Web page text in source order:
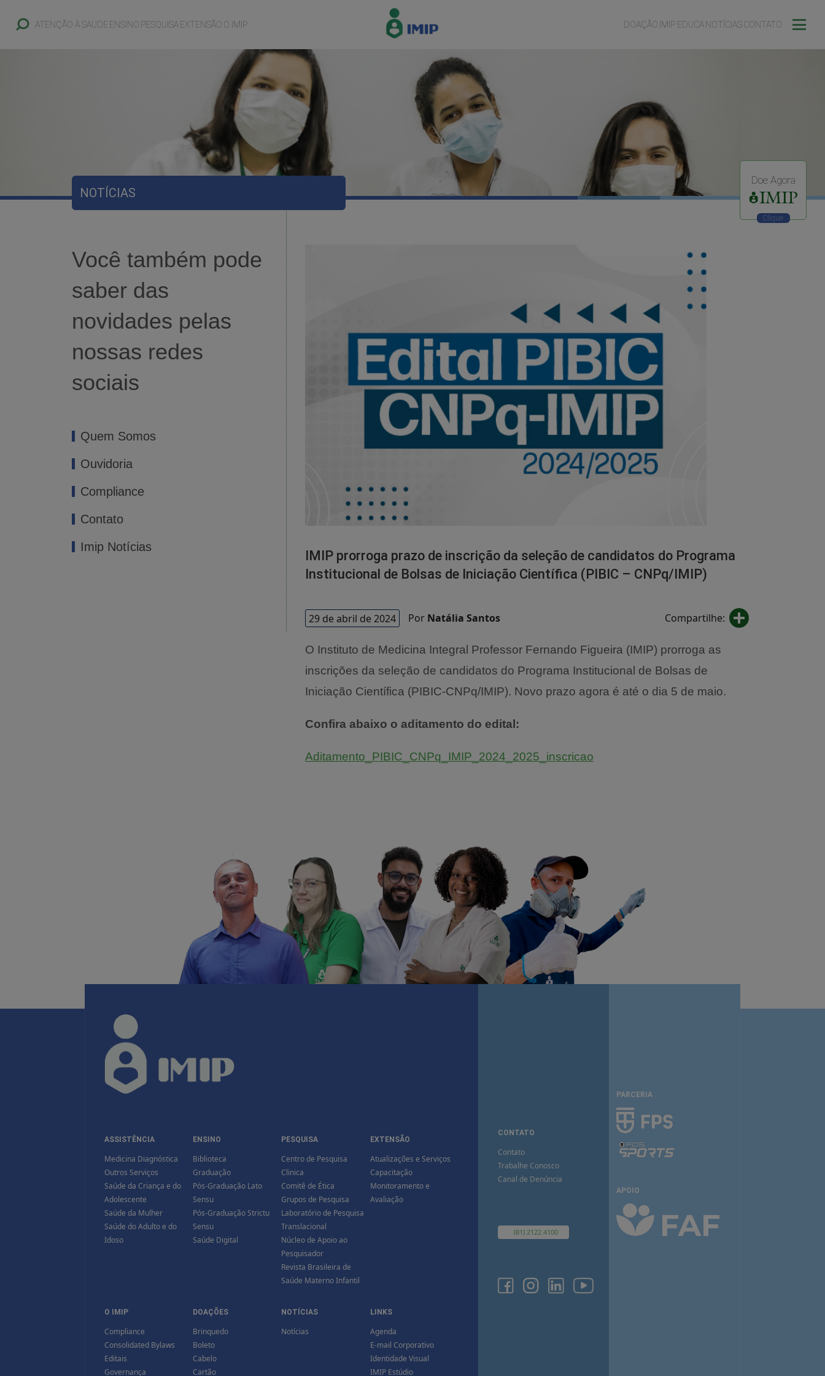
ATENÇÃO À SAUDE ENSINO PESQUISAEXTENSÃO O IMIP DOAÇÃO IMIP EDUCANOTÍCIASCONTATO
NOTÍCIAS
Doe Agora
Você também pode
saber das
novidades pelas
nossas redes
sociais
Quem Somos
Ouvidoria
Compliance
Contato
Imip Notícias
IMIP prorroga prazo de inscrição da seleção de candidatos do Programa
Institucional de Bolsas de Iniciação Científica (PIBIC – CNPq/IMIP)
29 de abril de 2024 Por Natália Santos Compartilhe:
O Instituto de Medicina Integral Professor Fernando Figueira (IMIP) prorroga as
inscrições da seleção de candidatos do Programa Institucional de Bolsas de
Iniciação Científica (PIBIC-CNPq/IMIP). Novo prazo agora é até o dia 5 de maio.
Confira abaixo o aditamento do edital:
Aditamento_PIBIC_CNPq_IMIP_2024_2025_inscricao
ASSISTÊNCIA
Medicina Diagnóstica
Outros Serviços
Saúde da Criança e do
Adolescente
Saúde da Mulher
Saúde do Adulto e do
Idoso
ENSINO
Biblioteca
Graduação
Pós-Graduação Lato
Sensu
Pós-Graduação Strictu
Sensu
Saúde Digital
PESQUISA
Centro de Pesquisa
Clinica
Comitê de Ética
Grupos de Pesquisa
Laboratório de Pesquisa
Translacional
Núcleo de Apoio ao
Pesquisador
Revista Brasileira de
Saúde Materno Infantil
EXTENSÃO
Atualizações e Serviços
Capacitação
Monitoramento e
Avaliação
O IMIP
Compliance
Consolidated Bylaws
Editais
Governança
DOAÇÕES
Brinquedo
Boleto
Cabelo
Cartão
NOTÍCIAS
Notícias
LINKS
Agenda
E-mail Corporativo
Identidade Visual
IMIP Estúdio
CONTATO
Contato
Trabalhe Conosco
Canal de Denúncia
(81) 2122.4100
PARCERIA
APOIO